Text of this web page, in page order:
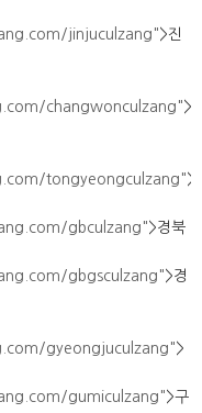
jinjuculzang">진
changwonculzang">
tongyeongculzang">
gbculzang">경북
gbgsculzang">경
gyeongjuculzang">
gumiculzang">구